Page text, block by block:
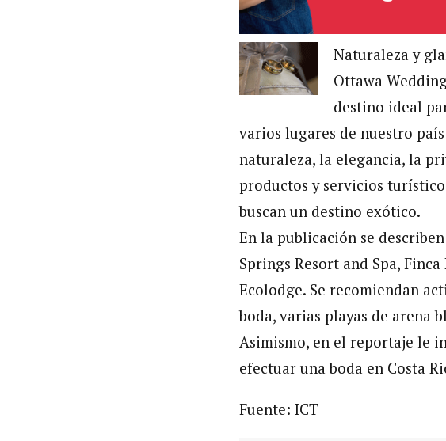
Naturaleza y
Ottawa
destino ideal
varios lugares de nuestro
naturaleza, la elegancia, la
productos y servicios
buscan un destino exótico.
En la publicación se
Springs Resort and Spa,
Ecolodge. Se recomiendan
boda, varias playas de arena
Asimismo, en el reportaje le
efectuar una boda en Costa
Fuente: ICT